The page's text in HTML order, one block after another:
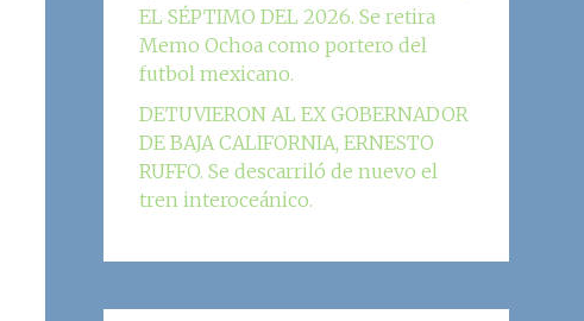
EL SÉPTIMO DEL 2026. Se retira
Memo Ochoa como portero del
futbol mexicano.
DETUVIERON AL EX GOBERNADOR
DE BAJA CALIFORNIA, ERNESTO
RUFFO. Se descarriló de nuevo el
tren interoceánico.